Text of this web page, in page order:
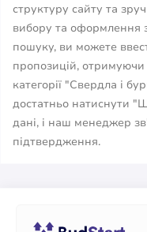
структуру сайту та
вибору та оформлення
пошуку, ви можете
пропозицій, отримуючи
категорії "Свердла і
достатньо натиснути
дані, і наш менеджер
підтвердження.